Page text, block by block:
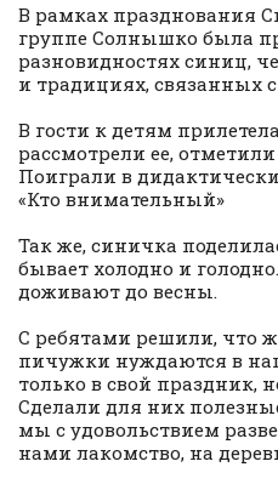
В рамках празднования
группе Солнышко была
разновидностях синиц,
и традициях, связанных
В гости к детям
рассмотрели ее, отметили
Поиграли в
«Кто внимательный»
Так же, синичка
бывает холодно и
доживают до весны.
С ребятами решили, что
пичужки нуждаются в
только в свой праздник,
Сделали для них
мы с удовольствием
нами лакомство, на